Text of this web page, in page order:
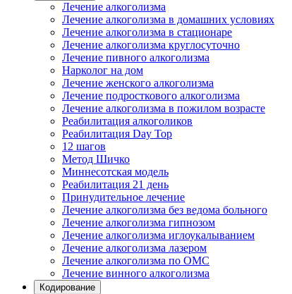
Лечение алкоголизма
Лечение алкоголизма в домашних условиях
Лечение алкоголизма в стационаре
Лечение алкоголизма круглосуточно
Лечение пивного алкоголизма
Нарколог на дом
Лечение женского алкоголизма
Лечение подросткового алкоголизма
Лечение алкоголизма в пожилом возрасте
Реабилитация алкоголиков
Реабилитация Day Top
12 шагов
Метод Шичко
Миннесотская модель
Реабилитация 21 день
Принудительное лечение
Лечение алкоголизма без ведома больного
Лечение алкоголизма гипнозом
Лечение алкоголизма иглоукалыванием
Лечение алкоголизма лазером
Лечение алкоголизма по ОМС
Лечение винного алкоголизма
Кодирование